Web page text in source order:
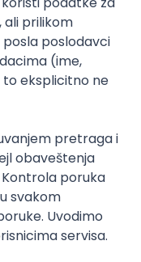
студија, који